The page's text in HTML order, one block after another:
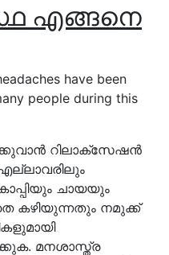
എങ്ങനെ
have been
people during this
റിലാക്സേഷൻ
ചായയും
കഴിയുന്നതും നമുക്ക്
മനശാസ്ത്ര